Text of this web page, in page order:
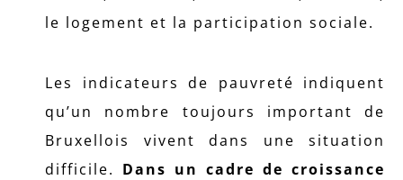
le logement et la participation sociale.
Les indicateurs de pauvreté indiquent
qu’un nombre toujours important de
Bruxellois vivent dans une situation
difficile. Dans un cadre de croissance